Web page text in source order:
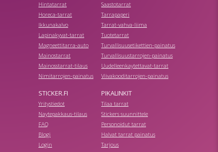
Hintatarrat
Horeca-tarrat
Ikkunakalvo
Lapinakyvat-tarrat
Magneettitarra-auto
Mainostarrat
Mainosstarrat-tilaus
Nimitarrojen-painatus
Saastotarrat
Tarrapaperi
Tarrat-vahva-liima
Tuotetarrat
Turvallisuusetikettien-painatus
Turvallisuustarrojen-painatus
Uudelleenkaytettavat-tarrat
Viivakooditarrojen-painatus
STICKER.FI
Yritystiedot
Naytepakkaus-tilaus
FAQ
Blogi
Login
PIKALINKIT
Tilaa tarrat
Stickers suunnittele
Personoidut tarrat
Halvat tarrat painatus
Tarjous